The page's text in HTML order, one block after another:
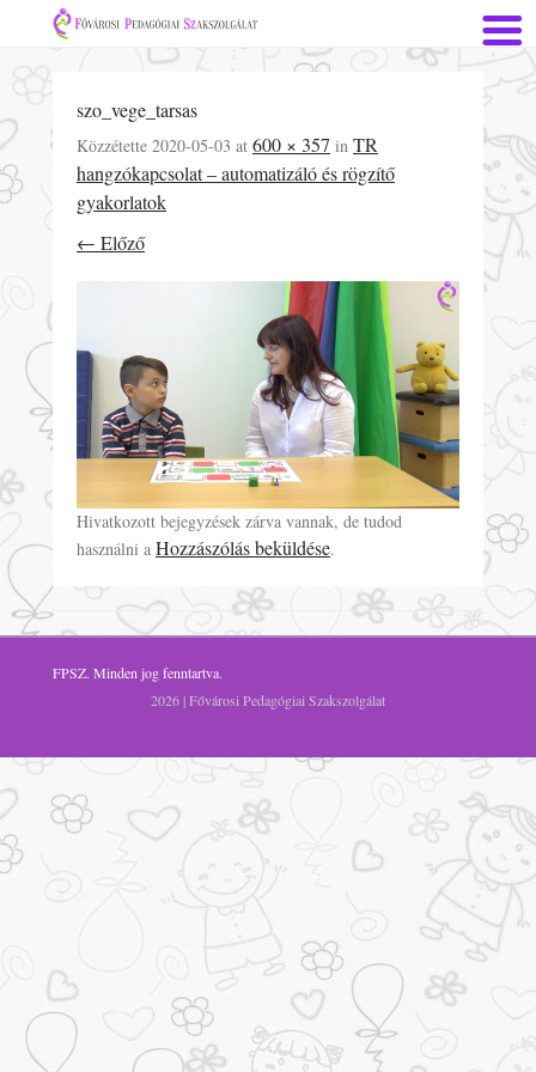
szo_vege_tarsas
Közzétette 2020-05-03 at 600 × 357 in TR
hangzókapcsolat – automatizáló és rögzítő
gyakorlatok
← Előző
Hivatkozott bejegyzések zárva vannak, de tudod
használni a Hozzászólás beküldése.
FPSZ. Minden jog fenntartva.
2026 | Fővárosi Pedagógiai Szakszolgálat